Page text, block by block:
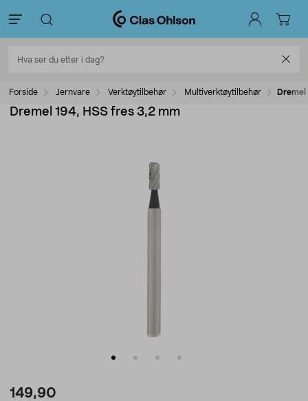
Forside Jernvare Verktøytilbehør Multiverktøytilbehør Dremel
Dremel 194, HSS fres 3,2 mm
149,90